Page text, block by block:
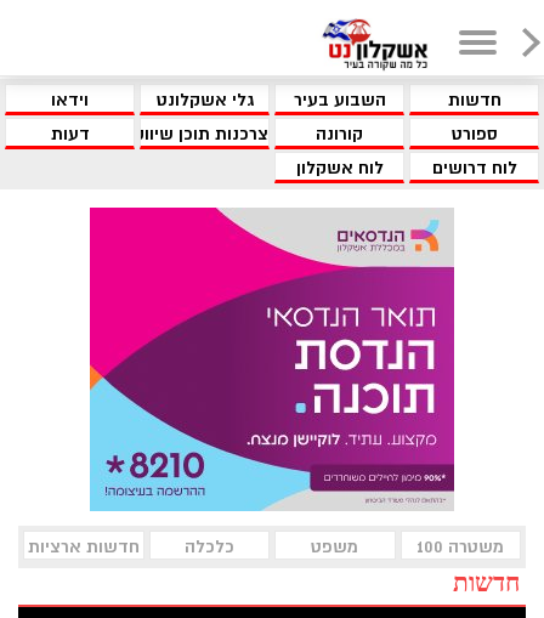
חדשות השבוע בעיר גלי אשקלונט
וידאו
ספורט
קורונה צרכנות תוכן שיווקי
דעות
לוח דרושים
לוח אשקלון
משטרה 100 משפט כלכלה חדשות ארציות
חדשות